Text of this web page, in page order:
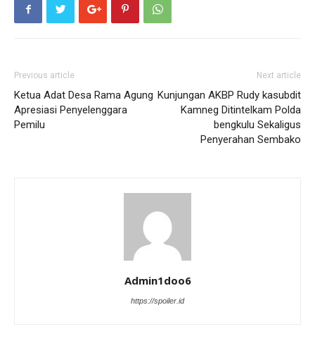
Previous article
Ketua Adat Desa Rama Agung
Apresiasi Penyelenggara
Pemilu
Next article
Kunjungan AKBP Rudy kasubdit
Kamneg Ditintelkam Polda
bengkulu Sekaligus
Penyerahan Sembako
Admin1doo6
https://spoiler.id